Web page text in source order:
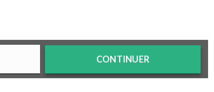
CONTINUER